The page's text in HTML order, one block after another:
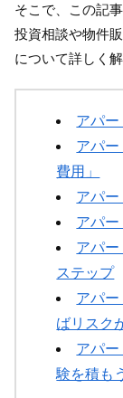
そこで、この記
投資相談や物件
について詳しく解
アパ
アパ
費用」
アパー
アパ
アパ
ステップ
アパ
ばリスク
アパ
験を積も